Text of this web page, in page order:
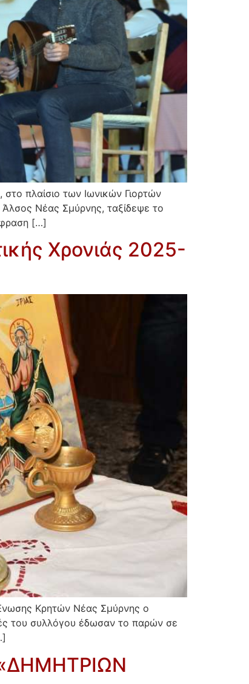
πλαίσιο των Ιωνικών Γιορτών
Νέας Σμύρνης, ταξίδεψε το
[…]
Χρονιάς 2025-
Κρητών Νέας Σμύρνης ο
του συλλόγου έδωσαν το παρών σε